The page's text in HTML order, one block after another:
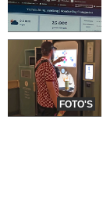
FOTO'S